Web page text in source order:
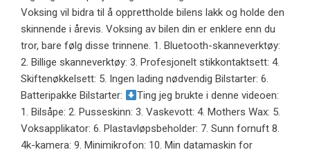
Voksing vil bidra til å opprettholde bilens lakk og holde den
skinnende i årevis. Voksing av bilen din er enklere enn du
tror, ​​bare følg disse trinnene. 1. Bluetooth-skanneverktøy:
2. Billige skanneverktøy: 3. Profesjonelt stikkontaktsett: 4.
Skiftenøkkelsett: 5. Ingen lading nødvendig Bilstarter: 6.
Batteripakke Bilstarter:
Ting jeg brukte i denne videoen:
1. Bilsåpe: 2. Pusseskinn: 3. Vaskevott: 4. Mothers Wax: 5.
Voksapplikator: 6. Plastavløpsbeholder: 7. Sunn fornuft 8.
4k-kamera: 9. Minimikrofon: 10. Min datamaskin for